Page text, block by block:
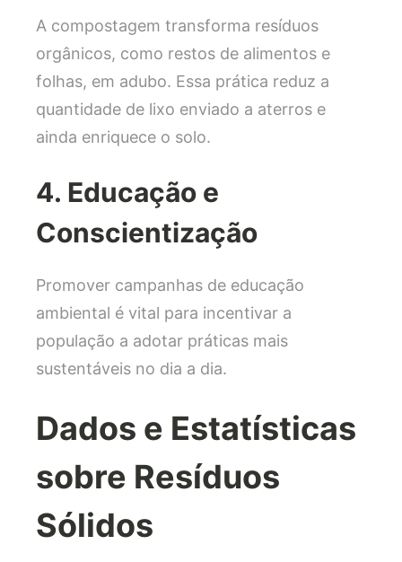
A compostagem transforma resíduos
orgânicos, como restos de alimentos e
folhas, em adubo. Essa prática reduz a
quantidade de lixo enviado a aterros e
ainda enriquece o solo.
4. Educação e
Conscientização
Promover campanhas de educação
ambiental é vital para incentivar a
população a adotar práticas mais
sustentáveis no dia a dia.
Dados e Estatísticas
sobre Resíduos
Sólidos